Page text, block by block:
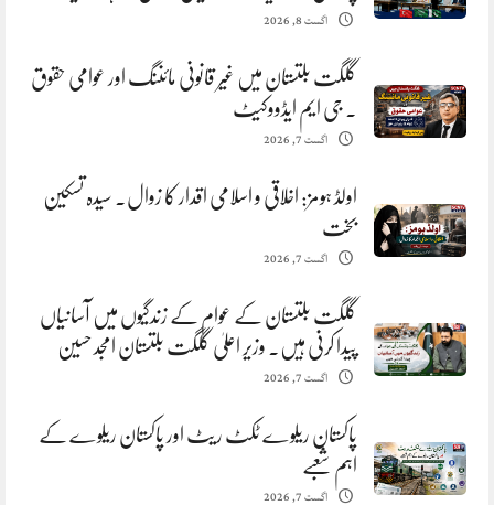
اگست 8, 2026
گلگت بلتستان میں غیر قانونی مائننگ اور عوامی حقوق
. جی ایم ایڈووکیٹ
اگست 7, 2026
اولڈ ہومز: اخلاقی و اسلامی اقدار کا زوال. سیدہ تسکین
بخت
اگست 7, 2026
گلگت بلتستان کے عوام کے زندگیوں میں آسانیاں
پیدا کرنی ہیں. وزیر اعلیٰ گلگت بلتستان امجد حسین
اگست 7, 2026
پاکستان ریلوے ٹکٹ ریٹ اور پاکستان ریلوے کے
اہم شعبے
اگست 7, 2026